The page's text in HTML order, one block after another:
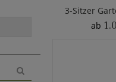
3-Sitzer
ab